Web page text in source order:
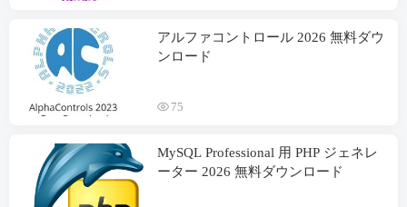
アルファコントロール 2026 無料ダウ
ンロード
75
MySQL Professional 用 PHP ジェネレ
ーター 2026 無料ダウンロード